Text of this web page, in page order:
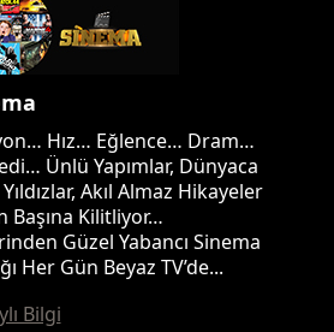
Hız… Eğlence… Dram…
Ünlü Yapımlar, Dünyaca
Akıl Almaz Hikayeler
Başına Kilitliyor…
Güzel Yabancı Sinema
Her Gün Beyaz TV’de...
Bilgi